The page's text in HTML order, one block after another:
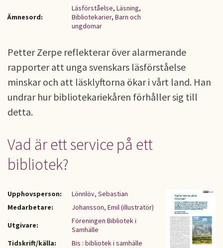
Ämnesord:
Läsförståelse, Läsning,
Bibliotekarier, Barn och
ungdomar
Petter Zerpe reflekterar över alarmerande
rapporter att unga svenskars läsförståelse
minskar och att läsklyftorna ökar i vårt land. Han
undrar hur bibliotekariekåren förhåller sig till
detta.
Vad är ett service på ett
bibliotek?
Upphovsperson:
Lönnlöv, Sebastian
Medarbetare:
Johansson, Emil (illustratör)
Utgivare:
Föreningen Bibliotek i
Samhälle
Tidskrift/källa:
Bis : bibliotek i samhälle